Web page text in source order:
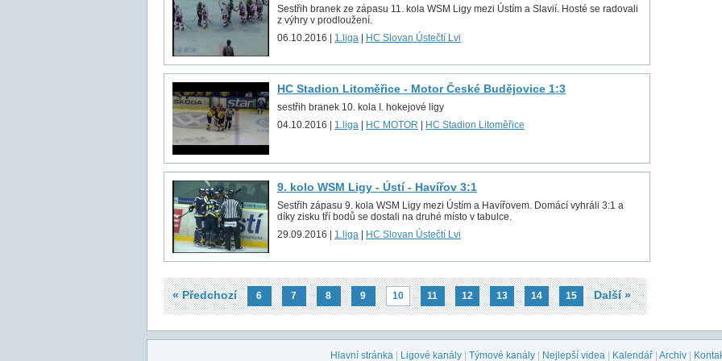
Sestřih branek ze zápasu 11. kola WSM Ligy mezi Ústím a Slavií. Hosté se radovali
z výhry v prodloužení.
06.10.2016 | 1.liga HC Slovan Ústečtí Lvi
HC Stadion Litoměřice - Motor České Budějovice 1:3
sestřih branek 10. kola I. hokejové ligy
04.10.2016 | 1.liga HC MOTOR HC Stadion Litoměřice
9. kolo WSM Ligy - Ústí - Havířov 3:1
Sestřih zápasu 9. kola WSM Ligy mezi Ústím a Havířovem. Domácí vyhráli 3:1 a
díky zisku tří bodů se dostali na druhé místo v tabulce.
29.09.2016 | 1.liga HC Slovan Ústečtí Lvi
« Předchozí 6 7 8 9 10 11 12 13 14 15 Další »
Hlavní stránka Ligové kanály Týmové kanály Nejlepší videa Kalendář Archiv